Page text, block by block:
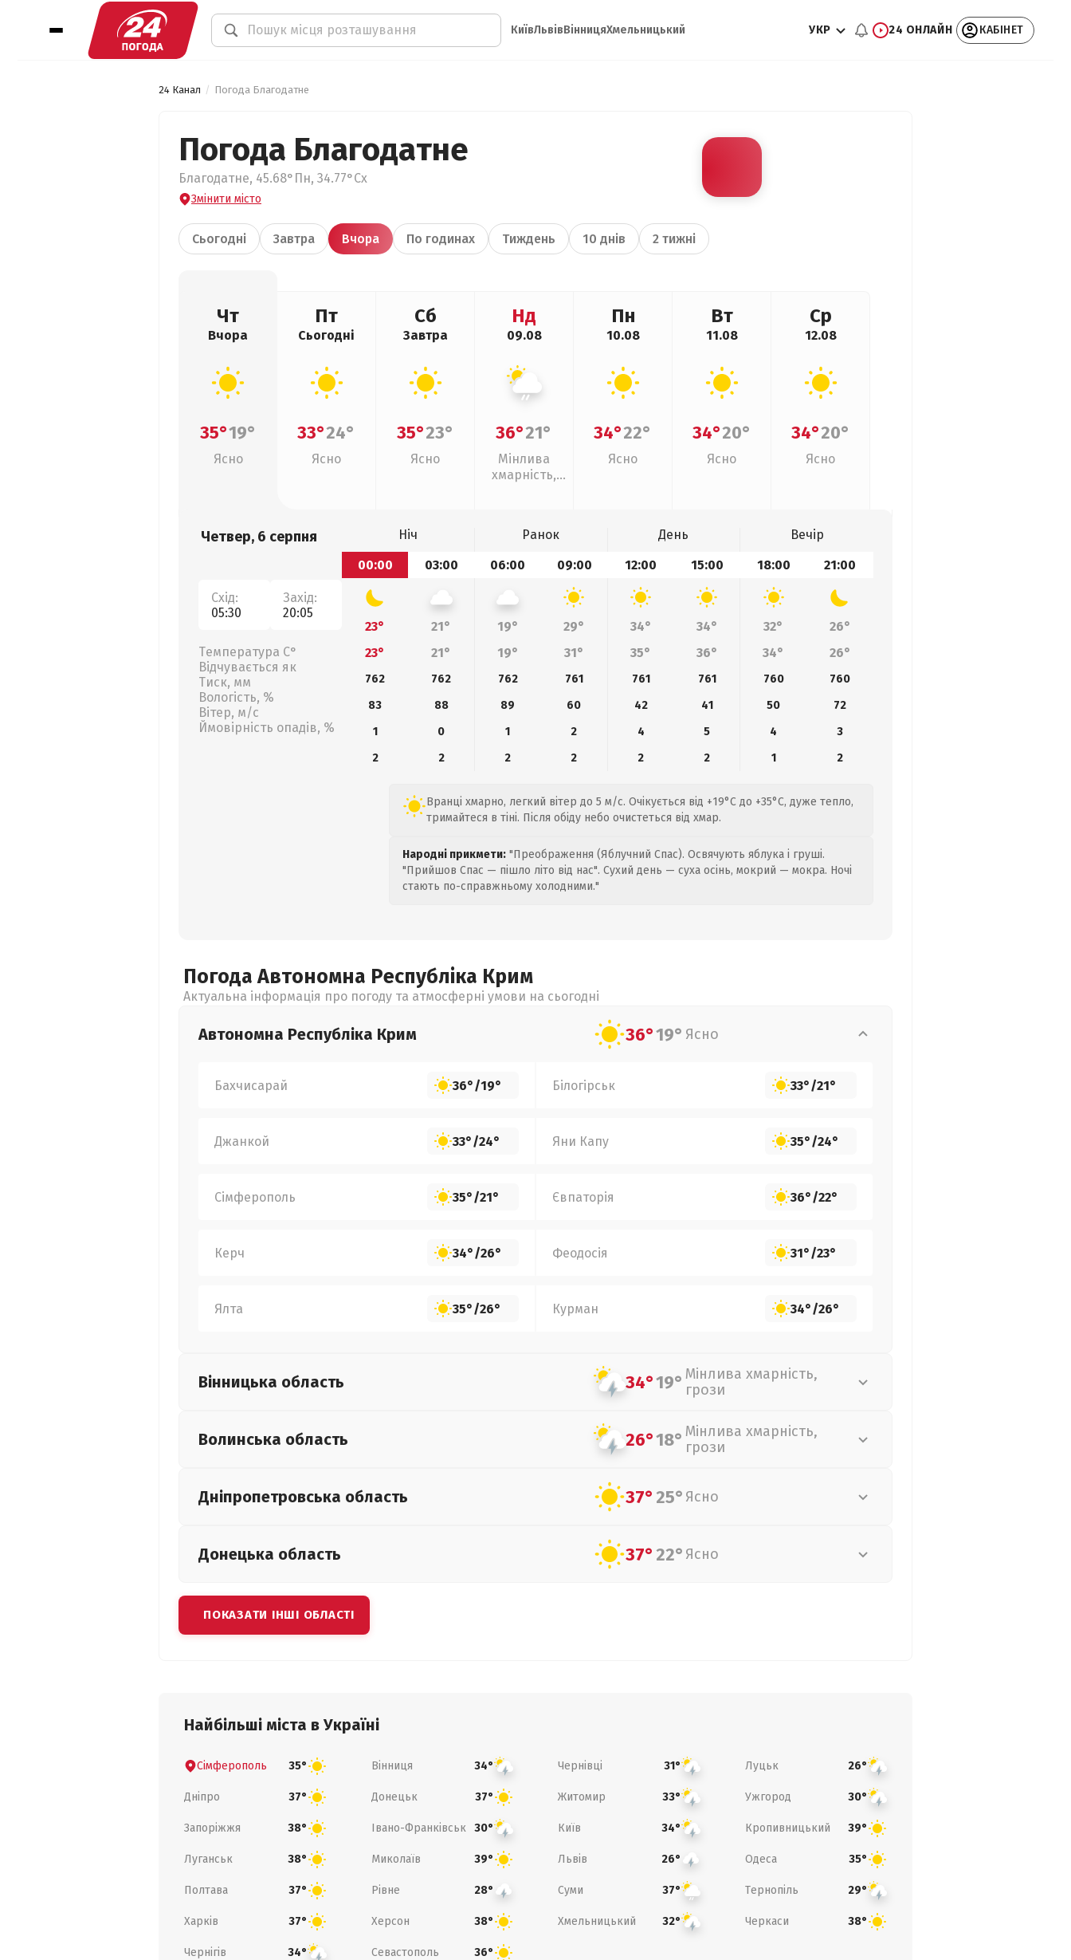
КиївЛьвівВінницяХмельницький УКР 24 ОНЛАЙН КАБІНЕТ
24 Канал Погода Благодатне
Погода Благодатне
Благодатне, 45.68°Пн, 34.77°Сх
Змінити місто
Сьогодні Завтра Вчора По годинах Тиждень 10 днів 2 тижні
Чт
Вчора
35°19°
Ясно
Пт
Сьогодні
33°24°
Ясно
Сб
Завтра
35°23°
Ясно
Нд
09.08
36°21°
Мінлива
хмарність,
Пн
10.08
34°22°
Ясно
Вт
11.08
34°20°
Ясно
Ср
12.08
34°20°
Ясно
Четвер, 6 серпня
Схід:
05:30
Захід:
20:05
Температура С°
Відчувається як
Тиск, мм
Вологість, %
Вітер, м/с
Ймовірність опадів, %
Ніч Ранок День
Вечір
00:00
03:00 06:00 09:00 12:00 15:00 18:00 21:00
23° 21° 19° 29° 34° 34° 32°
26°
23°
21° 19° 31° 35° 36° 34° 26°
762 762 762 761 761 761 760
760
83
88 89 60 42 41 50
72
1
0 1 2 4 5 4
3
2
2 2 2 2 2 1 2
Вранці хмарно, легкий вітер до 5 м/с. Очікується від +19°C до +35°C, дуже тепло,
тримайтеся в тіні. Після обіду небо очистеться від хмар.
Народні прикмети: "Преображення (Яблучний Спас). Освячують яблука і груші.
"Прийшов Спас — пішло літо від нас". Сухий день — суха осінь, мокрий — мокра. Ночі
стають по-справжньому холодними."
Погода Автономна Республіка Крим
Актуальна інформація про погоду та атмосферні умови на сьогодні
Автономна Республіка Крим 36°19° Ясно
Бахчисарай 36°/19° Білогірськ 33°/21°
Джанкой 33°/24° Яни Капу 35°/24°
Сімферополь 35°/21° Євпаторія 36°/22°
Керч 34°/26° Феодосія 31°/23°
Ялта 35°/26° Курман 34°/26°
Вінницька область 34°19° Мінлива хмарність,
грози
Волинська область 26°18° Мінлива хмарність,
грози
Дніпропетровська область 37°25° Ясно
Донецька область 37°22° Ясно
ПОКАЗАТИ ІНШІ ОБЛАСТІ
Найбільші міста в Україні
Сімферополь 35° Вінниця 34° Чернівці 31° Луцьк 26°
Дніпро 37° Донецьк 37° Житомир 33° Ужгород 30°
Запоріжжя 38° Івано-Франківськ 30° Київ 34° Кропивницький 39°
Луганськ 38° Миколаїв 39° Львів 26° Одеса 35°
Полтава 37° Рівне 28° Суми 37° Тернопіль 29°
Харків 37° Херсон 38° Хмельницький 32° Черкаси 38°
Чернігів 34° Севастополь 36°